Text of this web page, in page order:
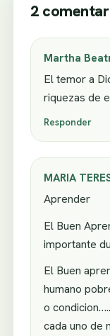
2
Martha
El temor a
riquezas de
Responder
MARIA
Aprender
El Buen
importante
El Buen
humano
o
cada uno de